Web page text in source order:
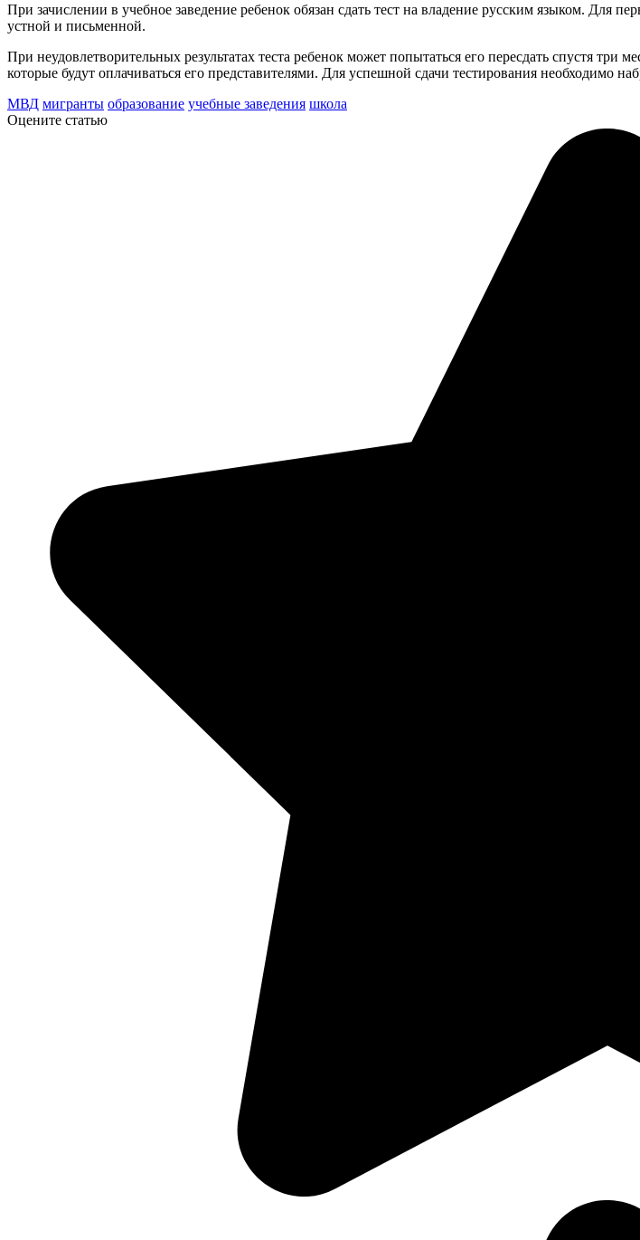
При зачислении в учебное заведение ребенок обязан сдать тест на владение русским языком. Для
устной и письменной.
При неудовлетворительных результатах теста ребенок может попытаться его пересдать спустя
которые будут оплачиваться его представителями. Для успешной сдачи тестирования необходимо
МВД мигранты образование учебные заведения школа
Оцените статью